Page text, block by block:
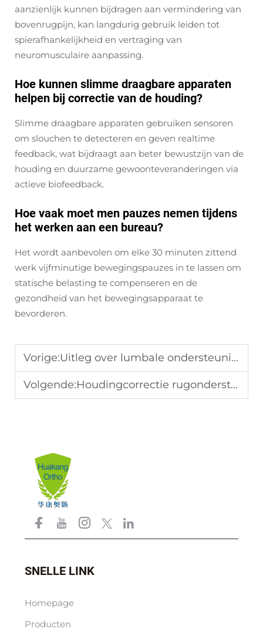
aanzienlijk kunnen bijdragen aan vermindering van
bovenrugpijn, kan langdurig gebruik leiden tot
spierafhankelijkheid en vertraging van
neuromusculaire aanpassing.
Hoe kunnen slimme draagbare apparaten
helpen bij correctie van de houding?
Slimme draagbare apparaten gebruiken sensoren
om slouchen te detecteren en geven realtime
feedback, wat bijdraagt aan beter bewustzijn van de
houding en duurzame gewoonteveranderingen via
actieve biofeedback.
Hoe vaak moet men pauzes nemen tijdens
het werken aan een bureau?
Het wordt aanbevolen om elke 30 minuten zittend
werk vijfminutige bewegingspauzes in te lassen om
statische belasting te compenseren en de
gezondheid van het bewegingsapparaat te
bevorderen.
Vorige:Uitleg over lumbale ondersteuningsbrace: belangrijkste voordelen
Volgende:Houdingcorrectie rugondersteuning: investeringsadvies voor 2026
SNELLE LINK
Homepage
Producten